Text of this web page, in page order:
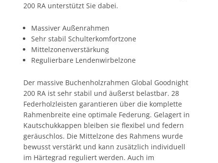
200 RA unterstützt Sie dabei.
Massiver Außenrahmen
Sehr stabil Schulterkomfortzone
Mittelzonenverstärkung
Regulierbare Lendenwirbelzone
Der massive Buchenholzrahmen Global Goodnight
200 RA ist sehr stabil und äußerst belastbar. 28
Federholzleisten garantieren über die komplette
Rahmenbreite eine optimale Federung. Gelagert in
Kautschukkappen bleiben sie flexibel und federn
geräuschlos. Die Mittelzone des Rahmens wurde
bewusst verstärkt und kann zusätzlich individuell
im Härtegrad reguliert werden. Auch im